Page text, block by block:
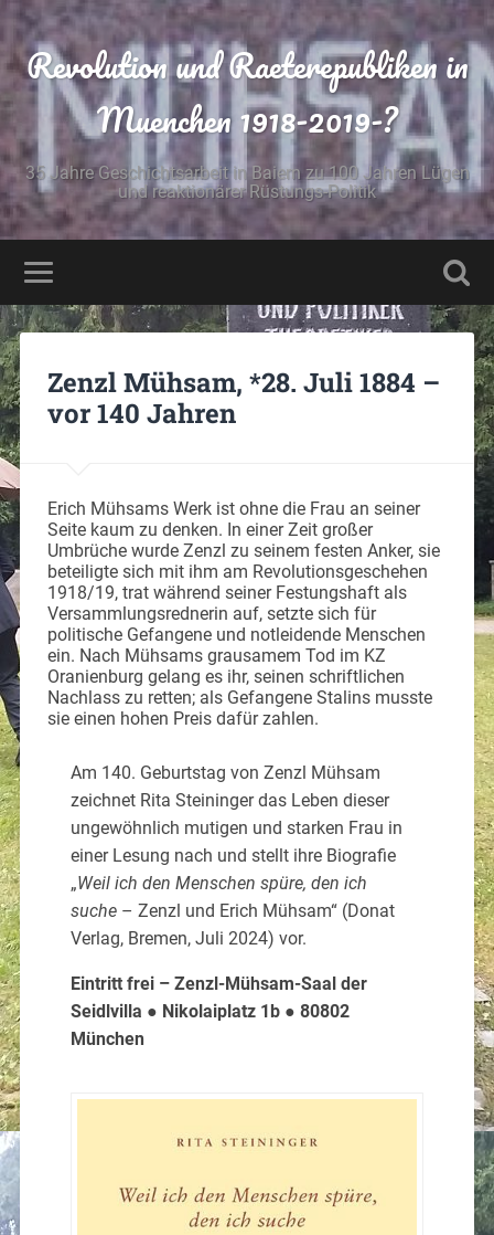
Revolution und Raeterepubliken in
Muenchen 1918-2019-?
35 Jahre Geschichtsarbeit in Baiern zu 100 Jahren Lügen
und reaktionärer Rüstungs-Politik
Zenzl Mühsam, *28. Juli 1884 –
vor 140 Jahren
Erich Mühsams Werk ist ohne die Frau an seiner
Seite kaum zu denken. In einer Zeit großer
Umbrüche wurde Zenzl zu seinem festen Anker, sie
beteiligte sich mit ihm am Revolutionsgeschehen
1918/19, trat während seiner Festungshaft als
Versammlungsrednerin auf, setzte sich für
politische Gefangene und notleidende Menschen
ein. Nach Mühsams grausamem Tod im KZ
Oranienburg gelang es ihr, seinen schriftlichen
Nachlass zu retten; als Gefangene Stalins musste
sie einen hohen Preis dafür zahlen.
Am 140. Geburtstag von Zenzl Mühsam
zeichnet Rita Steininger das Leben dieser
ungewöhnlich mutigen und starken Frau in
einer Lesung nach und stellt ihre Biografie
„Weil ich den Menschen spüre, den ich
suche – Zenzl und Erich Mühsam“ (Donat
Verlag, Bremen, Juli 2024) vor.
Eintritt frei – Zenzl-Mühsam-Saal der
Seidlvilla ● Nikolaiplatz 1b ● 80802
München